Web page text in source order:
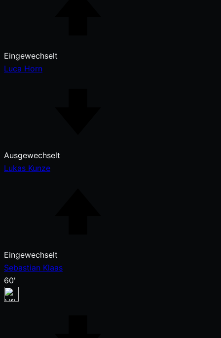
Eingewechselt
Luca Horn
Ausgewechselt
Lukas Kunze
Eingewechselt
Sebastian Klaas
60'